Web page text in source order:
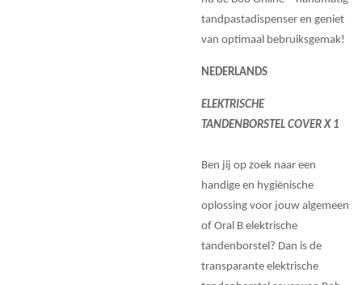
tandpastadispenser en geniet
van optimaal bebruiksgemak!
NEDERLANDS
ELEKTRISCHE
TANDENBORSTEL COVER X 1
Ben jij op zoek naar een
handige en hygiënische
oplossing voor jouw algemeen
of Oral B elektrische
tandenborstel? Dan is de
transparante elektrische